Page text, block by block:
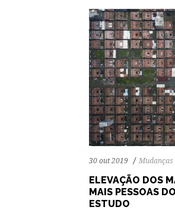
30 out 2019
ELEVAÇÃO DOS
MAIS PESSOAS
ESTUDO